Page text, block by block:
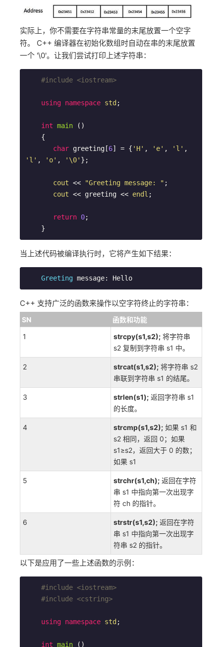
实际上，你不需要在字符串常量的末尾放置一个空字
符。 C++ 编译器在初始化数组时自动在串的末尾放置
一个 '\0'。让我们尝试打印上述字符串：
#include <iostream>
using namespace std;
int main
()
{
char greeting[6] = { 'H' , 'e' , 'l'
'l' , 'o' , '\0' };
cout << "Greeting message: " ;
cout << greeting << endl ;
return 0;
    }
当上述代码被编译执行时，它将产生如下结果：
Greeting message: Hello
C++ 支持广泛的函数来操作以空字符终止的字符串：
SN
函数和功能
1
strcpy(s1,s2); 将字符串
s2 复制到字符串 s1 中。
2 strcat(s1,s2); 将字符串 s2
串联到字符串 s1 的结尾。
3 strlen(s1); 返回字符串 s1
的长度。
4 strcmp(s1,s2); 如果 s1 和
s2 相同，返回 0；如果
s1≥s2，返回大于 0 的数；
如果 s1
5 strchr(s1,ch); 返回在字符
串 s1 中指向第一次出现字
符 ch 的指针。
6 strstr(s1,s2); 返回在字符
串 s1 中指向第一次出现字
符串 s2 的指针。
以下是应用了一些上述函数的示例：
#include <iostream>
#include <cstring>
using namespace std;
int main ()